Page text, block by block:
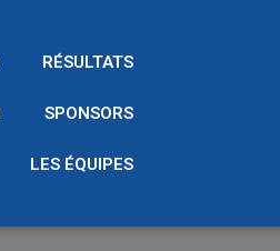
RÉSULTATS
SPONSORS
LES ÉQUIPES